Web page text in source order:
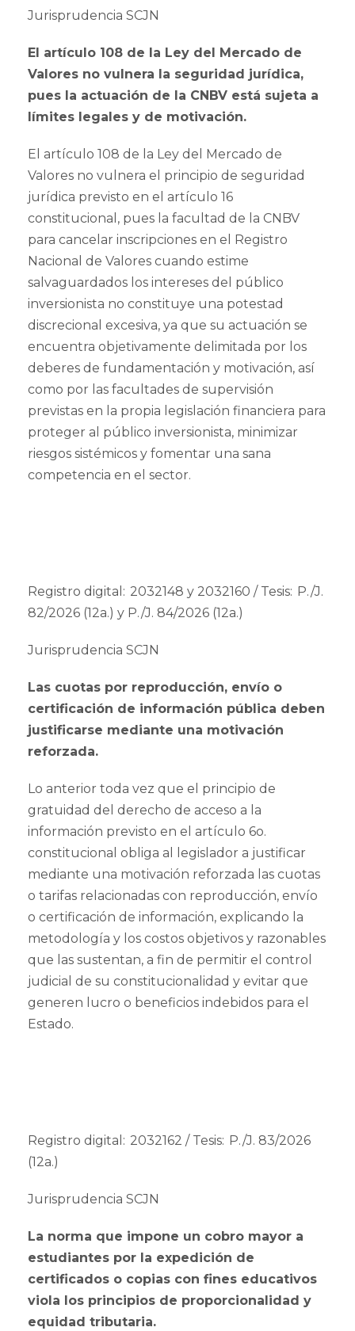
Jurisprudencia SCJN
El artículo 108 de la Ley del Mercado de
Valores no vulnera la seguridad jurídica,
pues la actuación de la CNBV está sujeta a
límites legales y de motivación.
El artículo 108 de la Ley del Mercado de
Valores no vulnera el principio de seguridad
jurídica previsto en el artículo 16
constitucional, pues la facultad de la CNBV
para cancelar inscripciones en el Registro
Nacional de Valores cuando estime
salvaguardados los intereses del público
inversionista no constituye una potestad
discrecional excesiva, ya que su actuación se
encuentra objetivamente delimitada por los
deberes de fundamentación y motivación, así
como por las facultades de supervisión
previstas en la propia legislación financiera para
proteger al público inversionista, minimizar
riesgos sistémicos y fomentar una sana
competencia en el sector.
Registro digital: 2032148 y 2032160 / Tesis: P./J.
82/2026 (12a.) y P./J. 84/2026 (12a.)
Jurisprudencia SCJN
Las cuotas por reproducción, envío o
certificación de información pública deben
justificarse mediante una motivación
reforzada.
Lo anterior toda vez que el principio de
gratuidad del derecho de acceso a la
información previsto en el artículo 6o.
constitucional obliga al legislador a justificar
mediante una motivación reforzada las cuotas
o tarifas relacionadas con reproducción, envío
o certificación de información, explicando la
metodología y los costos objetivos y razonables
que las sustentan, a fin de permitir el control
judicial de su constitucionalidad y evitar que
generen lucro o beneficios indebidos para el
Estado.
Registro digital: 2032162 / Tesis: P./J. 83/2026
(12a.)
Jurisprudencia SCJN
La norma que impone un cobro mayor a
estudiantes por la expedición de
certificados o copias con fines educativos
viola los principios de proporcionalidad y
equidad tributaria.